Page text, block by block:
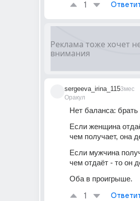
1
sergeeva_irina_115
Оракул
3мес
Нет баланса: брать
Если женщина
чем получает, она
Если мужчина
чем отдаёт - то он
Оба в проигрыше.
1